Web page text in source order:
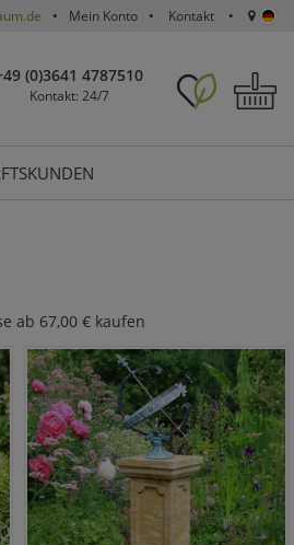
Mein Konto Kontakt
(0)3641 4787510
Kontakt: 24/7
ab 67,00 € kaufen